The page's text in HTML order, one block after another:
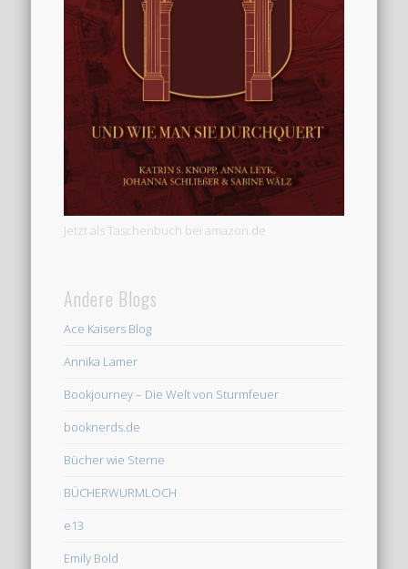
Jetzt als Taschenbuch bei amazon.de
Andere Blogs
Ace Kaisers Blog
Annika Lamer
Bookjourney – Die Welt von Sturmfeuer
booknerds.de
Bücher wie Sterne
BÜCHERWURMLOCH
e13
Emily Bold